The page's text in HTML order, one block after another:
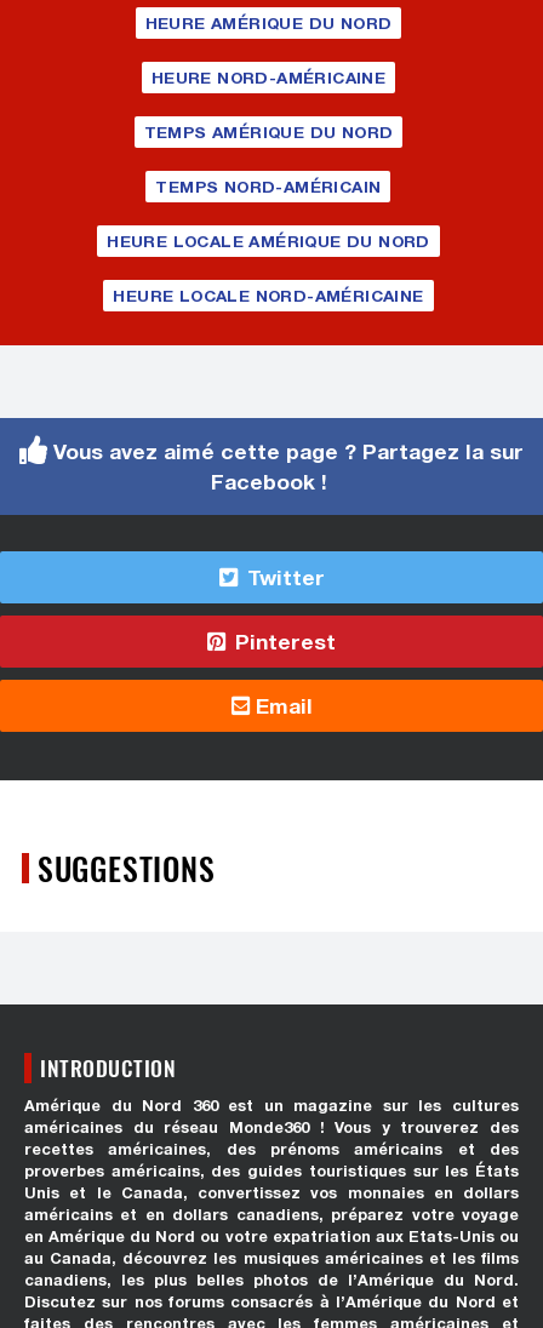
HEURE AMÉRIQUE DU NORD
HEURE NORD-AMÉRICAINE
TEMPS AMÉRIQUE DU NORD
TEMPS NORD-AMÉRICAIN
HEURE LOCALE AMÉRIQUE DU NORD
HEURE LOCALE NORD-AMÉRICAINE
Vous avez aimé cette page ? Partagez la sur
Facebook !
Twitter
Pinterest
Email
SUGGESTIONS
INTRODUCTION
Amérique du Nord 360 est un magazine sur les cultures
américaines du réseau Monde360 ! Vous y trouverez des
recettes américaines, des prénoms américains et des
proverbes américains, des guides touristiques sur les États
Unis et le Canada, convertissez vos monnaies en dollars
américains et en dollars canadiens, préparez votre voyage
en Amérique du Nord ou votre expatriation aux Etats-Unis ou
au Canada, découvrez les musiques américaines et les films
canadiens, les plus belles photos de l’Amérique du Nord.
Discutez sur nos forums consacrés à l’Amérique du Nord et
faites des rencontres avec les femmes américaines et